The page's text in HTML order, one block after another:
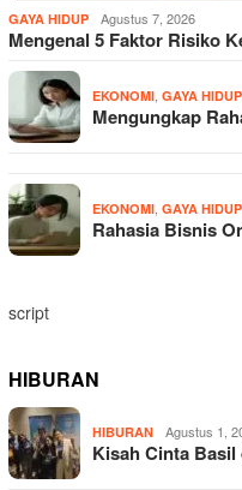
GAYA HIDUP Agustus 7, 2026
Mengenal 5 Faktor Risiko
EKONOMI, GAYA HIDUP
Mengungkap
EKONOMI, GAYA HIDUP
Rahasia Bisnis
script
HIBURAN
HIBURAN Agustus 1,
Kisah Cinta